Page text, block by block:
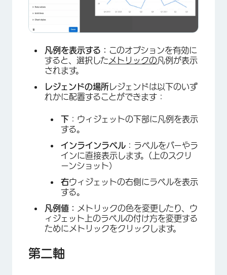
×
×
凡例を表示する： このオプションを有効に
すると、選択した メトリックの凡例が表示
されます。
レジェンドの場所 レジェンドは以下のいず
れかに配置することができます：
下 ：ウィジェットの下部に凡例を表示
する。
インラインラベル ：ラベルをバーやラ
インに直接表示します。(上のスクリ
ーンショット）
右ウィジェットの右側にラベルを表示
する。
凡例値：
メトリックの色を変更したり、ウ
ィジェット上のラベルの付け方を変更する
ためにメトリックをクリックします。
第二軸